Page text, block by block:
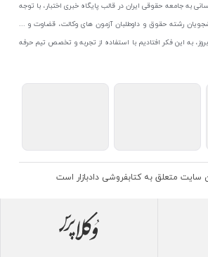
به جامعه حقوقی ایران در قالب پایگاه خبری اختبار، با توجه
رشته حقوق و داوطلبان آزمون های وکالت، قضاوت و ...
به این فکر افتادیم با استفاده از تجربه و تخصص تیم حرفه
حقوقی ایران ارائه کنیم. به این منظور با راه اندازی و تجهیز
تهران به منظور ارائه مطمئن ترین خدمات مجموعه بسیار کامل و
علاقمندان عرضه کرده ایم. علاوه بر این با بهره گیری از فناوری
با اطمینان کافی و به اتکای اعتبار این مجموعه قدیمی کتاب و
سایت متعلق به کتابفروشی دادبازار است